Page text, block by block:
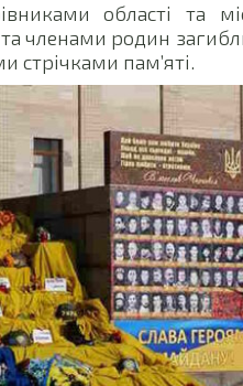
області та
членами родин
стрічками пам’яті.